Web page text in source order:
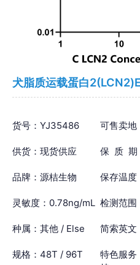
犬脂质运载蛋白
货号：YJ35486 可售卖地
供货：现货供应 保 质 期
品牌：源桔生物 保存温
灵敏度：0.78ng/mL 检测范
种属：其他 / Else 简索英
规格：48T / 96T
特色服务